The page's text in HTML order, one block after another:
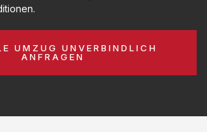
UMZUG UNVERBINDLICH
ANFRAGEN